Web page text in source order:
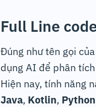
Full Line
Đúng như tên gọi
dụng AI để phân
Hiện nay, tính năng
Java, Kotlin, Python